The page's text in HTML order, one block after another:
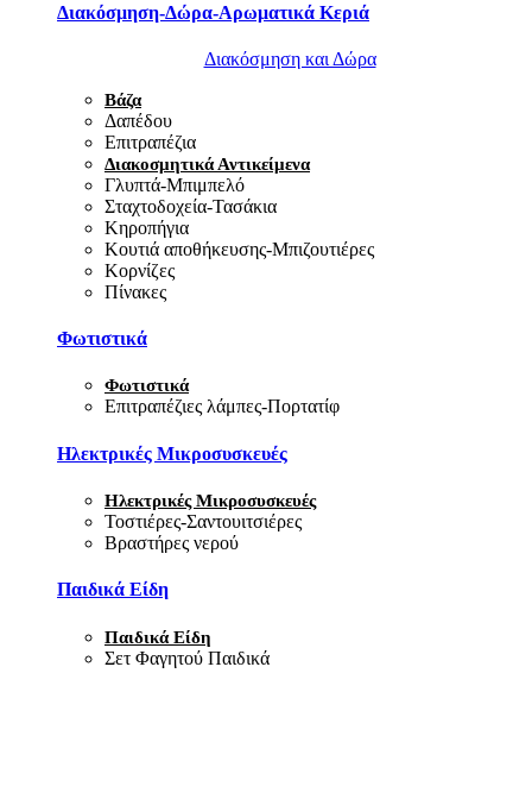
Διακόσμηση-Δώρα-Αρωματικά Κεριά
Διακόσμηση και Δώρα
Βάζα
Δαπέδου
Επιτραπέζια
Διακοσμητικά Αντικείμενα
Γλυπτά-Μπιμπελό
Σταχτοδοχεία-Τασάκια
Κηροπήγια
Κουτιά αποθήκευσης-Μπιζουτιέρες
Κορνίζες
Πίνακες
Φωτιστικά
Φωτιστικά
Επιτραπέζιες λάμπες-Πορτατίφ
Ηλεκτρικές Μικροσυσκευές
Ηλεκτρικές Μικροσυσκευές
Τοστιέρες-Σαντουιτσιέρες
Βραστήρες νερού
Παιδικά Είδη
Παιδικά Είδη
Σετ Φαγητού Παιδικά